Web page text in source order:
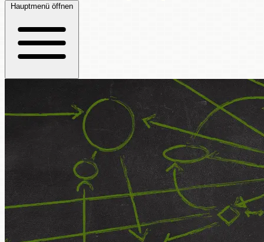
Hauptmenü öffnen